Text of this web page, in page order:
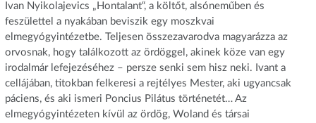
Ivan Nyikolajevics „Hontalant“, a költőt, alsóneműben és
feszülettel a nyakában beviszik egy moszkvai
elmegyógyintézetbe. Teljesen összezavarodva magyarázza az
orvosnak, hogy találkozott az ördöggel, akinek köze van egy
irodalmár lefejezéséhez – persze senki sem hisz neki. Ivant a
cellájában, titokban felkeresi a rejtélyes Mester, aki ugyancsak
páciens, és aki ismeri Poncius Pilátus történetét… Az
elmegyógyintézeten kívül az ördög, Woland és társai